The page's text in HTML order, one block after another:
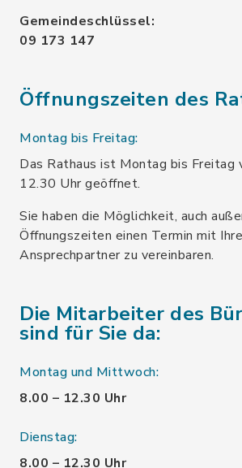
Gemeindeschlüssel:
09 173 147
Öffnungszeiten des
Montag bis Freitag:
Das Rathaus ist Montag bis Freitag
12.30 Uhr geöffnet.
Sie haben die Möglichkeit, auch
Öffnungszeiten einen Termin mit
Ansprechpartner zu vereinbaren.
Die Mitarbeiter des
sind für Sie da:
Montag und Mittwoch:
8.00 – 12.30 Uhr
Dienstag:
8.00 – 12.30 Uhr